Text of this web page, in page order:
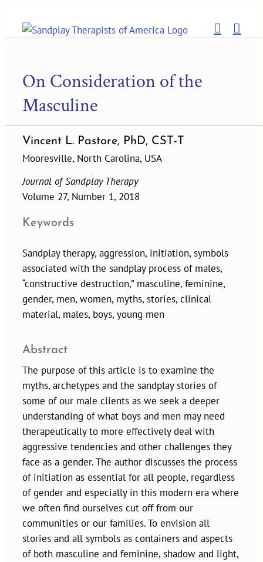
content
On Consideration of the
Masculine
Vincent L. Pastore, PhD, CST-T
Mooresville, North Carolina, USA
Journal of Sandplay Therapy
Volume 27, Number 1, 2018
Keywords
Sandplay therapy, aggression, initiation, symbols
associated with the sandplay process of males,
“constructive destruction,” masculine, feminine,
gender, men, women, myths, stories, clinical
material, males, boys, young men
Abstract
The purpose of this article is to examine the
myths, archetypes and the sandplay stories of
some of our male clients as we seek a deeper
understanding of what boys and men may need
therapeutically to more effectively deal with
aggressive tendencies and other challenges they
face as a gender. The author discusses the process
of initiation as essential for all people, regardless
of gender and especially in this modern era where
we often find ourselves cut off from our
communities or our families. To envision all
stories and all symbols as containers and aspects
of both masculine and feminine, shadow and light,